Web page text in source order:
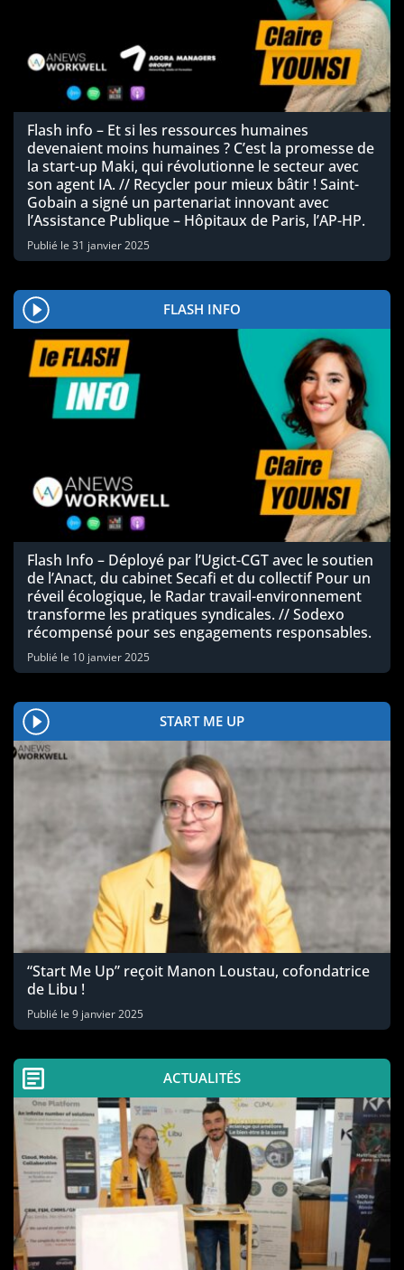
Flash info – Et si les ressources humaines
devenaient moins humaines ? C’est la promesse de
la start-up Maki, qui révolutionne le secteur avec
son agent IA. // Recycler pour mieux bâtir ! Saint-
Gobain a signé un partenariat innovant avec
l’Assistance Publique – Hôpitaux de Paris, l’AP-HP.
Publié le 31 janvier 2025
FLASH INFO
Flash Info – Déployé par l’Ugict-CGT avec le soutien
de l’Anact, du cabinet Secafi et du collectif Pour un
réveil écologique, le Radar travail-environnement
transforme les pratiques syndicales. // Sodexo
récompensé pour ses engagements responsables.
Publié le 10 janvier 2025
START ME UP
“Start Me Up” reçoit Manon Loustau, cofondatrice
de Libu !
Publié le 9 janvier 2025
ACTUALITÉS